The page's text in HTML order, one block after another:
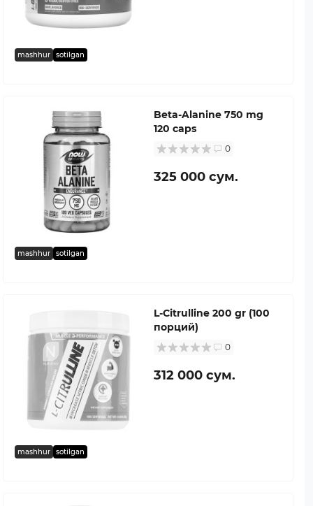
mashhur sotilgan
mashhur sotilgan
Beta-Alanine 750 mg
120 caps
0
325 000 сум.
mashhur sotilgan
L-Citrulline 200 gr (100
порций)
0
312 000 сум.